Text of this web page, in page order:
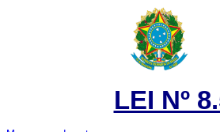
LEI Nº